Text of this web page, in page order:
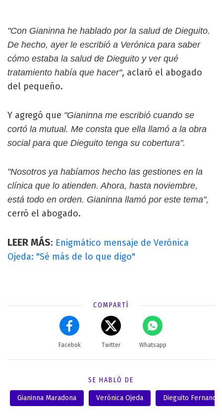
"Con Gianinna he hablado por la salud de Dieguito.
De hecho, ayer le escribió a Verónica para saber
cómo estaba la salud de Dieguito y ver qué
tratamiento había que hacer", aclaró el abogado
del pequeño.
Y agregó que "Gianinna me escribió cuando se
cortó la mutual. Me consta que ella llamó a la obra
social para que Dieguito tenga su cobertura".
"Nosotros ya habíamos hecho las gestiones en la
clínica que lo atienden. Ahora, hasta noviembre,
está todo en orden. Gianinna llamó por este tema",
cerró el abogado.
LEER MÁS: Enigmático mensaje de Verónica
Ojeda: "Sé más de lo que digo"
COMPARTÍ
Facebok Twitter Whatsapp
SE HABLÓ DE
Gianinna Maradona Verónica Ojeda Dieguito Fernando